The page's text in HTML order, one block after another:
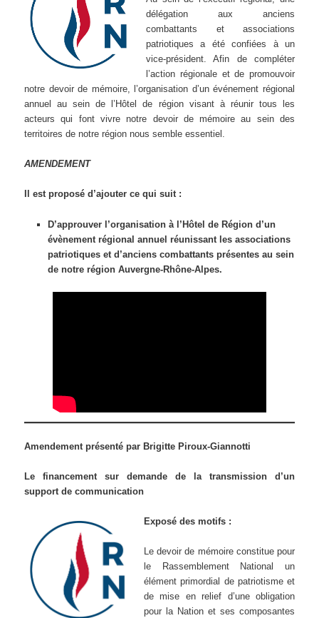
délégation aux anciens
combattants et associations
patriotiques a été confiées à un
vice-président. Afin de compléter
l’action régionale et de promouvoir
notre devoir de mémoire, l’organisation d’un événement régional
annuel au sein de l’Hôtel de région visant à réunir tous les
acteurs qui font vivre notre devoir de mémoire au sein des
territoires de notre région nous semble essentiel.
AMENDEMENT
Il est proposé d’ajouter ce qui suit :
D’approuver l’organisation à l’Hôtel de Région d’un
évènement régional annuel réunissant les associations
patriotiques et d’anciens combattants présentes au sein
de notre région Auvergne-Rhône-Alpes.
Amendement présenté par Brigitte Piroux-Giannotti
Le financement sur demande de la transmission d’un
support de communication
Exposé des motifs :
Le devoir de mémoire constitue pour
le Rassemblement National un
élément primordial de patriotisme et
de mise en relief d’une obligation
pour la Nation et ses composantes